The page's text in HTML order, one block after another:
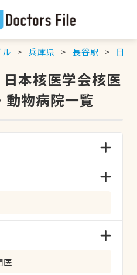
兵庫県 長谷駅 日本
本核医学会核医
物病院一覧
医